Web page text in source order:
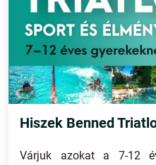
Hiszek Benned
Várjuk azokat a 7-12